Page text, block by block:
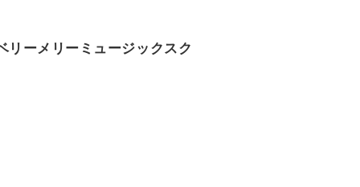
リーメリーミュージックスク